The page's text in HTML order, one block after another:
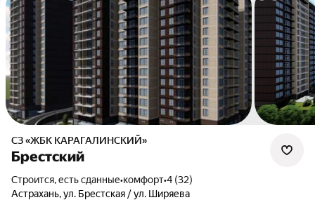
СЗ «ЖБК КАРАГАЛИНСКИЙ»
Брестский
Строится, есть сданные•комфорт•4 (32)
Астрахань, ул. Брестская / ул. Ширяева